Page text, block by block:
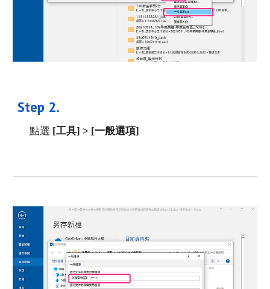
Step 2.
點選 [工具] > [一般選項]